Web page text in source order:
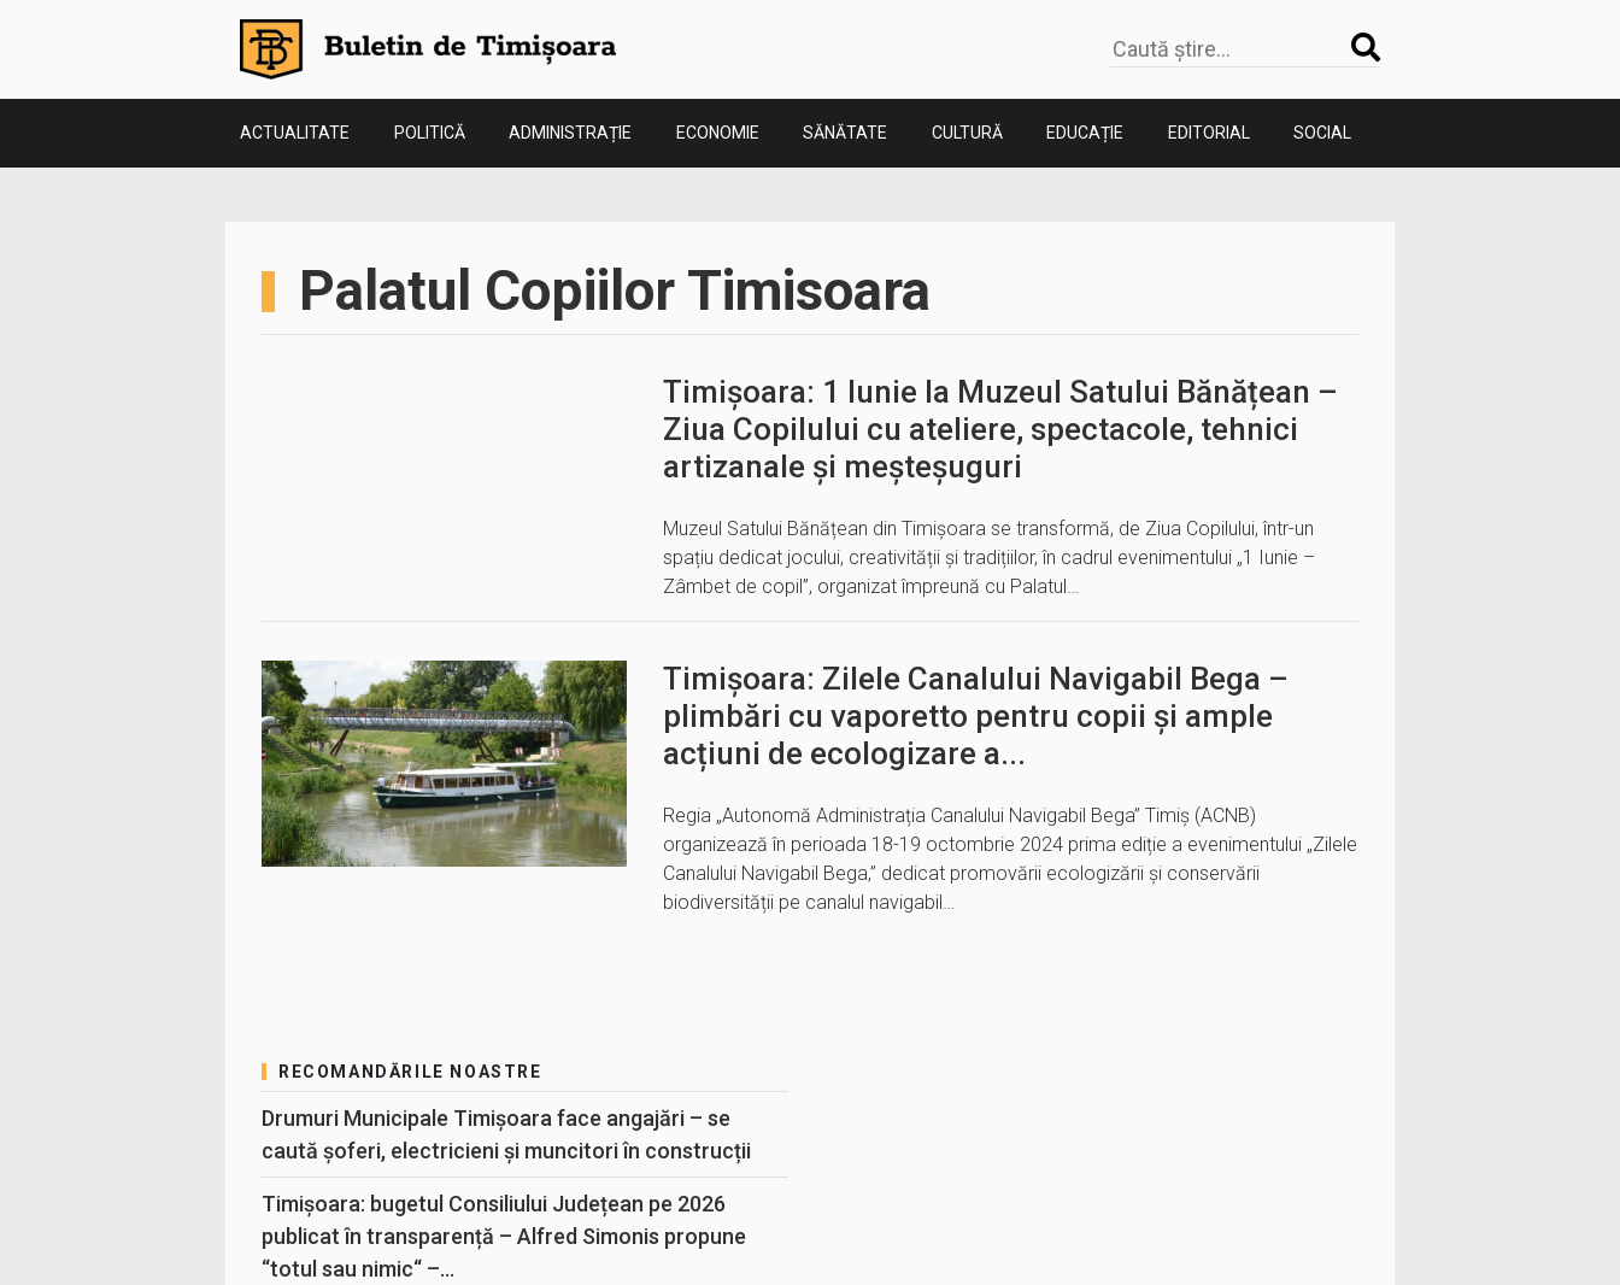
ACTUALITATE POLITICĂ ADMINISTRAȚIE ECONOMIE SĂNĂTATE CULTURĂ EDUCAȚIE EDITORIAL SOCIAL
Palatul Copiilor Timisoara
Timișoara: 1 Iunie la Muzeul Satului Bănățean –
Ziua Copilului cu ateliere, spectacole, tehnici
artizanale și meșteșuguri
Muzeul Satului Bănățean din Timișoara se transformă, de Ziua Copilului, într-un
spațiu dedicat jocului, creativității și tradițiilor, în cadrul evenimentului „1 Iunie –
Zâmbet de copil”, organizat împreună cu Palatul…
Timișoara: Zilele Canalului Navigabil Bega –
plimbări cu vaporetto pentru copii și ample
acțiuni de ecologizare a...
Regia „Autonomă Administrația Canalului Navigabil Bega” Timiș (ACNB)
organizează în perioada 18-19 octombrie 2024 prima ediție a evenimentului „Zilele
Canalului Navigabil Bega,” dedicat promovării ecologizării și conservării
biodiversității pe canalul navigabil…
RECOMANDĂRILE NOASTRE
Drumuri Municipale Timișoara face angajări – se
caută șoferi, electricieni și muncitori în construcții
Timișoara: bugetul Consiliului Județean pe 2026
publicat în transparență – Alfred Simonis propune
“totul sau nimic“ –...